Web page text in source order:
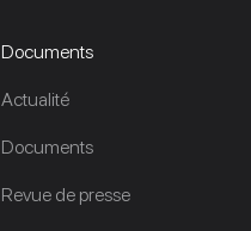
Documents
Actualité
Documents
Revue de presse